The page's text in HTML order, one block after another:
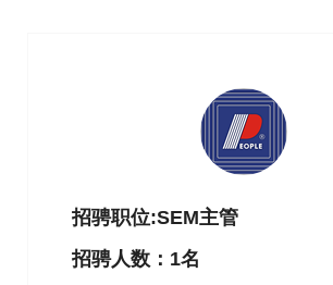
招骋职位:SEM主管
招骋人数：1名